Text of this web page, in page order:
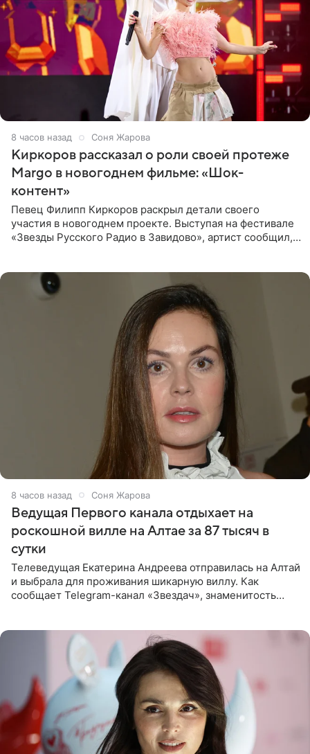
8 часов назад Соня Жарова
Киркоров рассказал о роли своей протеже
Margo в новогоднем фильме: «Шок-
контент»
Певец Филипп Киркоров раскрыл детали своего
участия в новогоднем проекте. Выступая на фестивале
«Звезды Русского Радио в Завидово», артист сообщил,
8 часов назад Соня Жарова
Ведущая Первого канала отдыхает на
роскошной вилле на Алтае за 87 тысяч в
сутки
Телеведущая Екатерина Андреева отправилась на Алтай
и выбрала для проживания шикарную виллу. Как
сообщает Telegram-канал «Звездач», знаменитость